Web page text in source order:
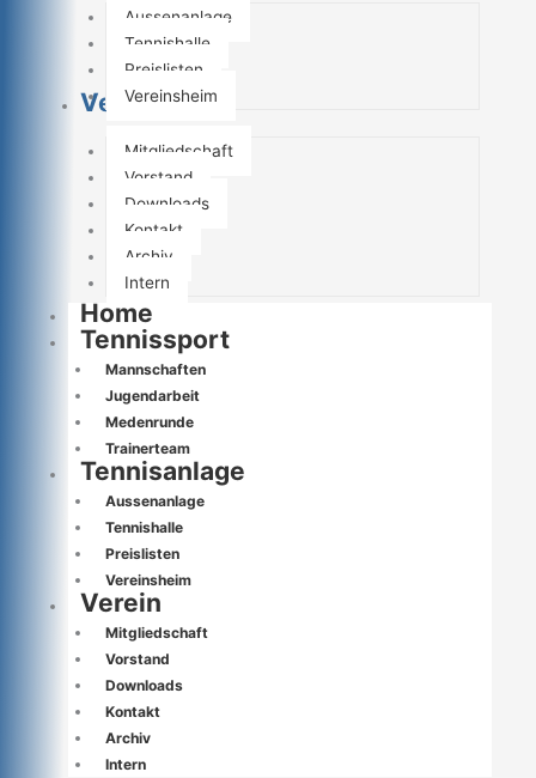
Aussenanlage
Tennishalle
Preislisten
Vereinsheim
Verein
Mitgliedschaft
Vorstand
Downloads
Kontakt
Archiv
Intern
Home
Tennissport
Mannschaften
Jugendarbeit
Medenrunde
Trainerteam
Tennisanlage
Aussenanlage
Tennishalle
Preislisten
Vereinsheim
Verein
Mitgliedschaft
Vorstand
Downloads
Kontakt
Archiv
Intern